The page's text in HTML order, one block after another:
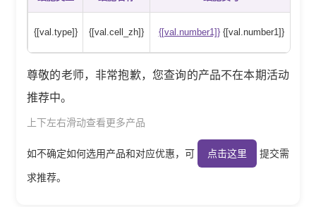
{[val.type]} {[val.cell_zh]} {[val.number1]} {[val.number1]}
尊敬的老师，非常抱歉，您查询的产品不在本期活动
推荐中。
上下左右滑动查看更多产品
如不确定如何选用产品和对应优惠，可 点击这里 提交需
求推荐。